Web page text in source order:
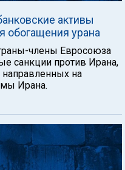
активы
обогащения урана
члены Евросоюза
санкции против Ирана,
на
Ирана.